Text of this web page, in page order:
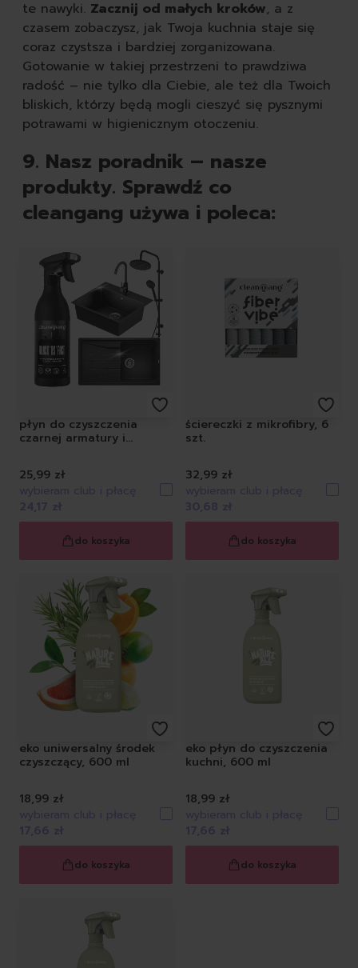
te nawyki. Zacznij od małych kroków, a z
czasem zobaczysz, jak Twoja kuchnia staje się
coraz czystsza i bardziej zorganizowana.
Gotowanie w takiej przestrzeni to prawdziwa
radość – nie tylko dla Ciebie, ale też dla Twoich
bliskich, którzy będą mogli cieszyć się pysznymi
potrawami w higienicznym otoczeniu.
9. Nasz poradnik – nasze
produkty. Sprawdź co
cleangang używa i poleca:
Featured Products
płyn do czyszczenia
czarnej armatury i
25,99 zł
do koszyka
ściereczki z mikrofibry, 6
szt.
32,99 zł
do koszyka
eko uniwersalny środek
czyszczący, 600 ml
18,99 zł
do koszyka
eko płyn do czyszczenia
kuchni, 600 ml
18,99 zł
do koszyka